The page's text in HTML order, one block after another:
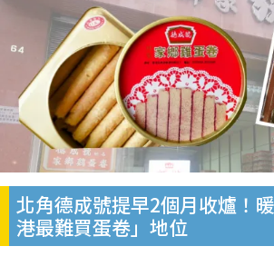
北角德成號提早2個月收爐！
港最難買蛋卷」地位